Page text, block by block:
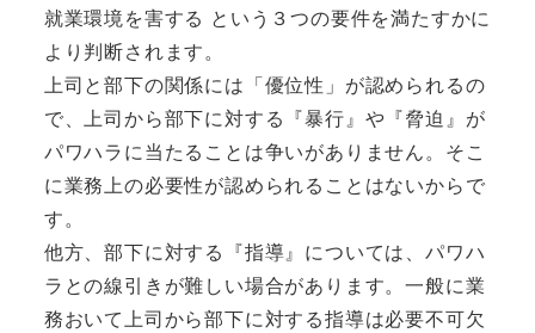
就業環境を害する という３つの要件を満たすかに
より判断されます。
上司と部下の関係には「優位性」が認められるの
で、上司から部下に対する『暴行』や『脅迫』が
パワハラに当たることは争いがありません。そこ
に業務上の必要性が認められることはないからで
す。
他方、部下に対する『指導』については、パワハ
ラとの線引きが難しい場合があります。一般に業
務おいて上司から部下に対する指導は必要不可欠